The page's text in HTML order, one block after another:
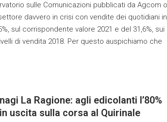
sulle Comunicazioni pubblicati da Agcom
davvero in crisi con vendite dei quotidiani in
sul corrispondente valore 2021 e del 31,6%, sui
di vendita 2018. Per questo auspichiamo che
La Ragione: agli edicolanti l’80%
uscita sulla corsa al Quirinale